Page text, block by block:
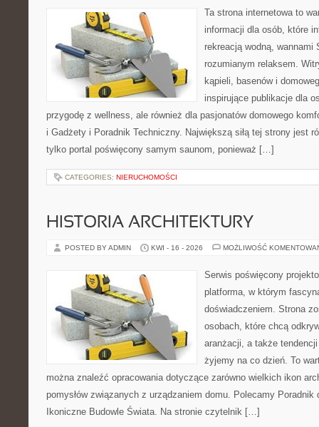
Ta strona internetowa to
informacji dla osób, które
rekreacją wodną, wannami
rozumianym relaksem.
kąpieli, basenów i
inspirujące publikacje dla
przygodę z wellness, ale również dla pasjonatów domowego
i Gadżety i Poradnik Techniczny. Największą siłą tej strony jest
tylko portal poświęcony samym saunom, ponieważ […]
CATEGORIES: NIERUCHOMOŚCI
HISTORIA ARCHITEKTURY
POSTED BY ADMIN KWI - 16 - 2026 MOŻLIWOŚĆ
Serwis poświęcony
platforma, w którym
doświadczeniem. Strona
osobach, które chcą
aranżacji, a także
żyjemy na co dzień. To
można znaleźć opracowania dotyczące zarówno wielkich ikon
pomysłów związanych z urządzaniem domu. Polecamy Poradnik
Ikoniczne Budowle Świata. Na stronie czytelnik […]